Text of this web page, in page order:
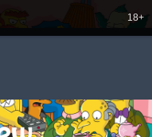
18+